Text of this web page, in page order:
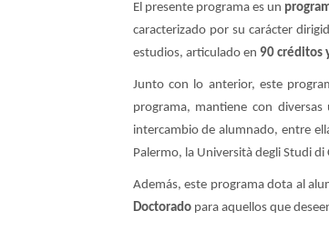
El presente programa es un
caracterizado por su carácter
estudios, articulado en 90 créditos
Junto con lo anterior, este
programa, mantiene con
intercambio de alumnado, entre
Palermo, la Università degli Studi
Además, este programa dota al
Doctoradopara aquellos que